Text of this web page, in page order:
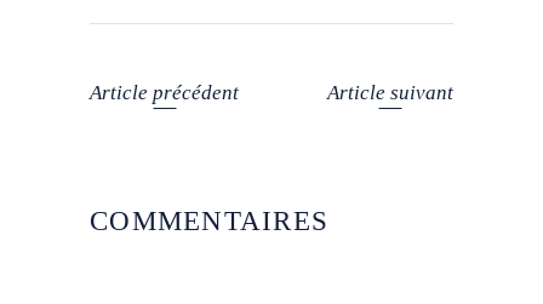
Article précédent Article suivant
COMMENTAIRES